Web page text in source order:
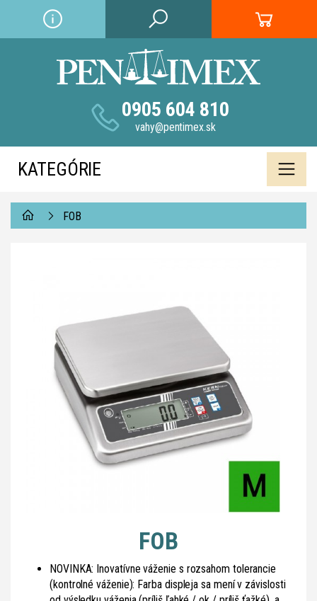
0905 604 810
vahy@pentimex.sk
KATEGÓRIE
FOB
FOB
NOVINKA: Inovatívne váženie s rozsahom tolerancie
(kontrolné váženie): Farba displeja sa mení v závislosti